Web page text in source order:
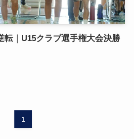
転｜U15クラブ選手権大会決勝
1